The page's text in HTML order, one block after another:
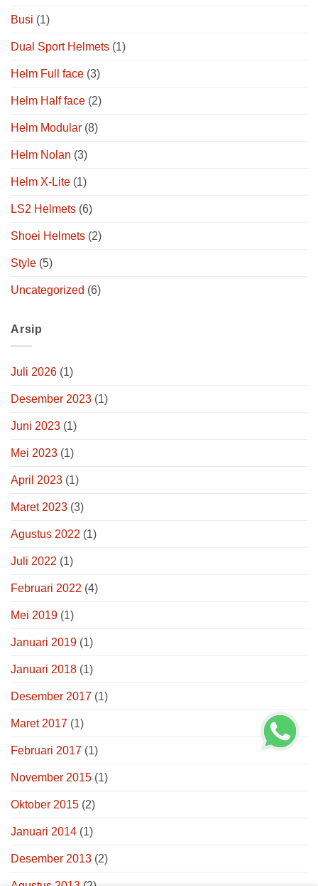
Busi (1)
Dual Sport Helmets (1)
Helm Full face (3)
Helm Half face (2)
Helm Modular (8)
Helm Nolan (3)
Helm X-Lite (1)
LS2 Helmets (6)
Shoei Helmets (2)
Style (5)
Uncategorized (6)
Arsip
Juli 2026 (1)
Desember 2023 (1)
Juni 2023 (1)
Mei 2023 (1)
April 2023 (1)
Maret 2023 (3)
Agustus 2022 (1)
Juli 2022 (1)
Februari 2022 (4)
Mei 2019 (1)
Januari 2019 (1)
Januari 2018 (1)
Desember 2017 (1)
Maret 2017 (1)
Februari 2017 (1)
November 2015 (1)
Oktober 2015 (2)
Januari 2014 (1)
Desember 2013 (2)